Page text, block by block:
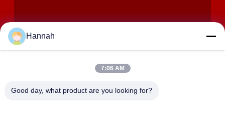
Hannah
7:06 AM
Good day, what product are you looking for?